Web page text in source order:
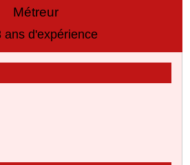
Métreur
ans d'expérience